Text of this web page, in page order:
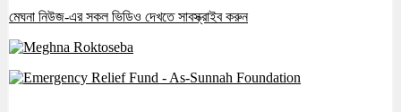
মেঘনা নিউজ-এর সকল ভিডিও দেখতে সাবস্ক্রাইব করুন